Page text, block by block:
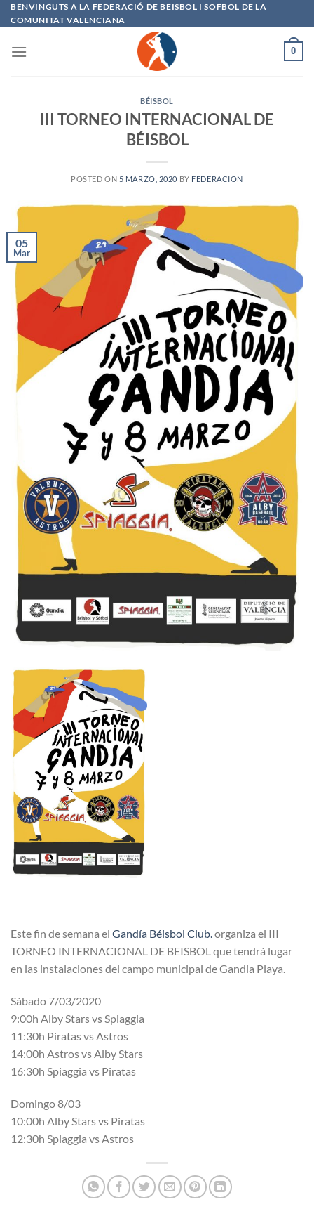
Saltar
al
BENVINGUTS A LA FEDERACIÓ DE BEISBOL I SOFBOL DE LA
COMUNITAT VALENCIANA
0
BÉISBOL
III TORNEO INTERNACIONAL DE
BÉISBOL
POSTED ON 5 MARZO, 2020 BY FEDERACION
05
Mar
Este fin de semana el Gandía Béisbol Club.organiza el III
TORNEO INTERNACIONAL DE BEISBOL que tendrá lugar
en las instalaciones del campo municipal de Gandia Playa.
Sábado 7/03/2020
9:00h Alby Stars vs Spiaggia
11:30h Piratas vs Astros
14:00h Astros vs Alby Stars
16:30h Spiaggia vs Piratas
Domingo 8/03
10:00h Alby Stars vs Piratas
12:30h Spiaggia vs Astros